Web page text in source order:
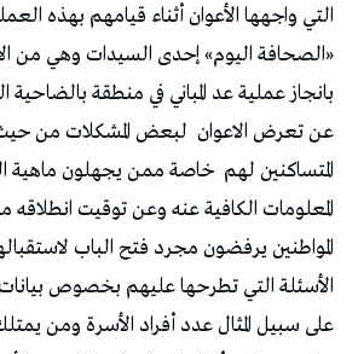
التي واجهها الأعوان أثناء قيامهم بهذه
«الصحافة اليوم» إحدى السيدات وهي من
بانجاز عملية عد المباني في منطقة
عن تعرض الاعوان لبعض المشكلات من
المتساكنين لهم خاصة ممن يجهلون ماهية
المعلومات الكافية عنه وعن توقيت انطلاقه
المواطنين يرفضون مجرد فتح الباب
الأسئلة التي تطرحها عليهم بخصوص
على سبيل المثال عدد أفراد الأسرة ومن